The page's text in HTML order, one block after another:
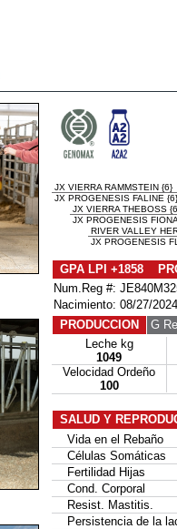
JX VIERRA RAMMSTEIN {6}
JX PROGENESIS FALINE {6}
JX VIERRA THEBOSS
JX PROGENESIS
RIVER VALLEY
JX PROGENESIS
GPA LPI +1858
Num.Reg #:
Nacimiento: 08/27/2024
PRODUCCION
G
Leche kg
1049
Velocidad Ordeño
100
SALUD Y
Vida en el Rebaño
Células Somáticas
Fertilidad Hijas
Cond. Corporal
Resist. Mastitis.
Persistencia de la